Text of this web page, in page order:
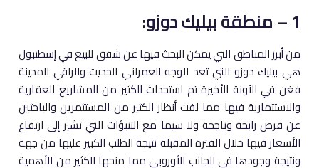
1 – منطقة بيليك دوزو:
من أبرز المناطق التي يمكن البحث فيها عن شقق للبيع في إسطنبول
هي بيليك دوزو التي تعد الوجه العمراني الحديث والراقي للمدينة
فغن في الآونة الأخيرة تم استحداث الكثير من المشاريع العقارية
والاستثمارية فيها مما لفت أنظار الكثير من المستثمرين والباحثين
عن فرص رابحة وناجحة ولا سيما مع التنبؤات التي تشير إلى ارتفاع
الأسعار فيها خلال الفترة المقبلة نتيجة الطلب الكبير عليها من جهة
ونتيجة وجودها في الجانب الأوروبي مما منحها الكثير من الأهمية